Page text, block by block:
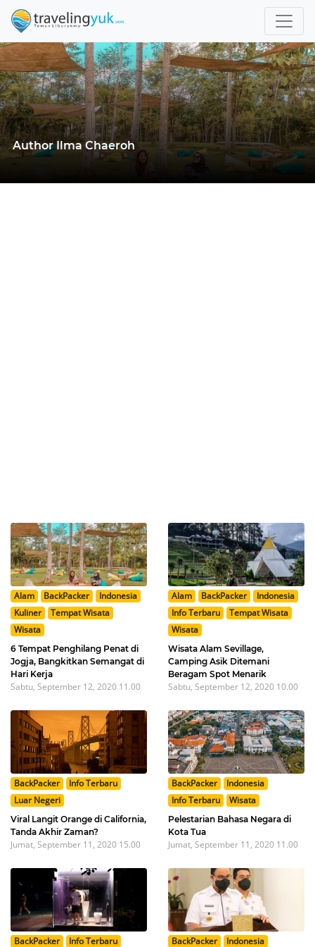
Author Ilma Chaeroh
Alam BackPacker
Indonesia
Kuliner
Tempat Wisata
Wisata
6 Tempat Penghilang Penat di
Jogja, Bangkitkan Semangat di
Hari Kerja
Sabtu, September 12, 2020 11.00
Alam BackPacker
Indonesia
Info Terbaru
Tempat Wisata
Wisata
Wisata Alam Sevillage,
Camping Asik Ditemani
Beragam Spot Menarik
Sabtu, September 12, 2020 10.00
BackPacker
Info Terbaru
Luar Negeri
Viral Langit Orange di California,
Tanda Akhir Zaman?
Jumat, September 11, 2020 15.00
BackPacker
Indonesia
Info Terbaru
Wisata
Pelestarian Bahasa Negara di
Kota Tua
Jumat, September 11, 2020 11.00
BackPacker Info Terbaru BackPacker Indonesia